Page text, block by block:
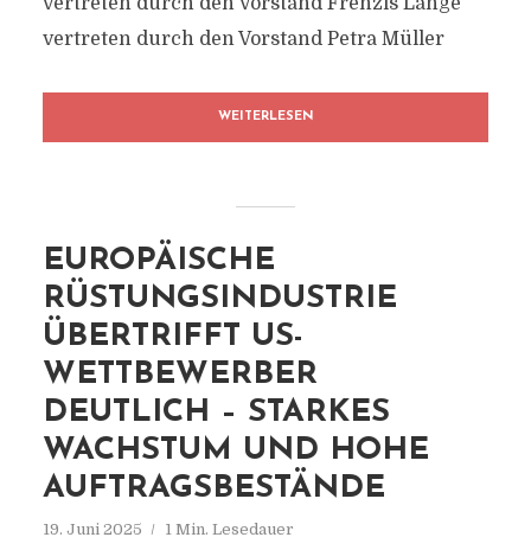
vertreten durch den Vorstand Petra Müller
WEITERLESEN
EUROPÄISCHE
RÜSTUNGSINDUSTRIE
ÜBERTRIFFT US-
WETTBEWERBER
DEUTLICH – STARKES
WACHSTUM UND HOHE
AUFTRAGSBESTÄNDE
19. Juni 2025 1 Min. Lesedauer